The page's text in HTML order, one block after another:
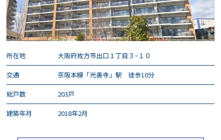
所在地 大阪府枚方市出口１丁目３−１０
交通 京阪本線「光善寺」駅 徒歩10分
総戸数 203戸
建築年月 2018年2月